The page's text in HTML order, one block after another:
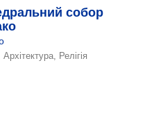
собор
Архітектура, Релігія